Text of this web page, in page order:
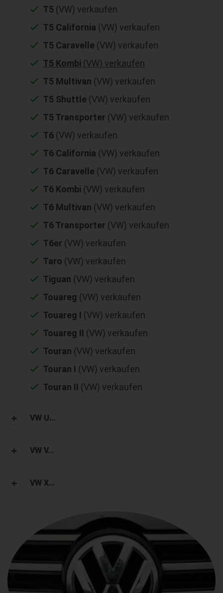
T5 (VW) verkaufen
T5 California (VW) verkaufen
T5 Caravelle (VW) verkaufen
T5 Kombi (VW) verkaufen
T5 Multivan (VW) verkaufen
T5 Shuttle (VW) verkaufen
T5 Transporter (VW) verkaufen
T6 (VW) verkaufen
T6 California (VW) verkaufen
T6 Caravelle (VW) verkaufen
T6 Kombi (VW) verkaufen
T6 Multivan (VW) verkaufen
T6 Transporter (VW) verkaufen
T6er (VW) verkaufen
Taro (VW) verkaufen
Tiguan (VW) verkaufen
Touareg (VW) verkaufen
Touareg I (VW) verkaufen
Touareg II (VW) verkaufen
Touran (VW) verkaufen
Touran I (VW) verkaufen
Touran II (VW) verkaufen
VW U...
VW V...
VW X...